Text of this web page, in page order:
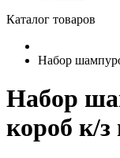
Каталог товаров
Набор
Набор
короб к/